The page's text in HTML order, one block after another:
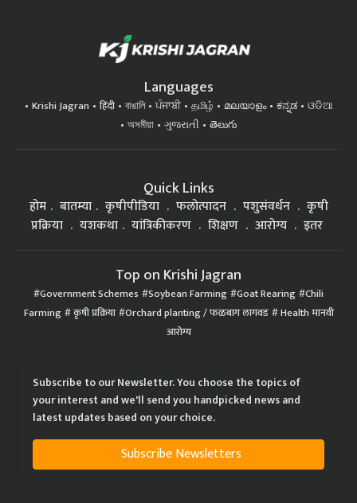
Languages
Krishi Jagran हिंदी বাঙালি ਪੰਜਾਬੀ தமிழ் മലയാളം ಕನ್ನಡ
ଓଡିଆ
অসমীয়া
ગુજરાતી తెలుగు
Quick Links
होम बातम्या कृषीपीडिया फलोत्पादन पशुसंवर्धन
कृषी
प्रक्रिया
यशकथा यांत्रिकीकरण शिक्षण आरोग्य इतर
Top on Krishi Jagran
Government Schemes Soybean Farming Goat Rearing Chili
Farming कृषी प्रक्रिया Orchard planting / फळबाग लागवड Health मानवी
आरोग्य
Subscribe to our Newsletter. You choose the topics of
your interest and we'll send you handpicked news and
latest updates based on your choice.
Subscribe Newsletters